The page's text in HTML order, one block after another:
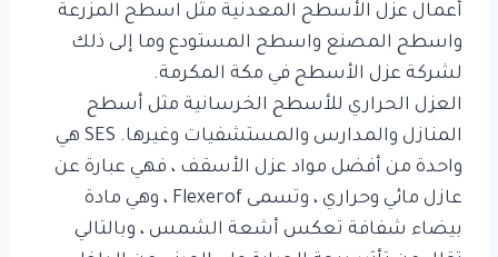
أعمال عزل الأسطح المعدنية مثل اسطح المزرعة
واسطح المصنع واسطح المستودع وما إلى ذلك
لشركة عزل الأسطح في مكة المكرمة.
العزل الحراري للأسطح الخرسانية مثل أسطح
المنازل والمدارس والمستشفيات وغيرها. SES هي
واحدة من أفضل مواد عزل الأسقف ، فهي عبارة عن
عازل مائي وحراري ، وتسمى Flexerof ، وهي مادة
بيضاء شفافة تعكس أشعة الشمس ، وبالتالي